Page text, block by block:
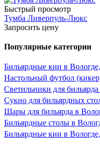
Быстрый просмотр
Тумба Ливерпуль-Люкс
Запросить цену
Популярные категории
Бильярдные кии в
Настольный футбол
Светильники для
Сукно для бильярдных
Шары для бильярда в
Бильярдные столы в
Бильярдные кии в